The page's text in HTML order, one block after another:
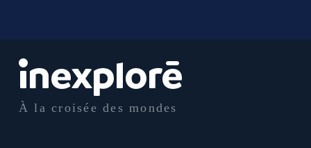
À la croisée des mondes